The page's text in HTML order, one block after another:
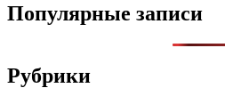
Популярные записи
Рубрики